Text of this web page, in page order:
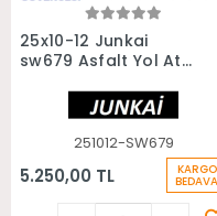
Sepete Ekle
25x10-12 Junkai
sw679 Asfalt Yol Atv
251012-SW679
5.250,00 TL KARGO
BEDAVA